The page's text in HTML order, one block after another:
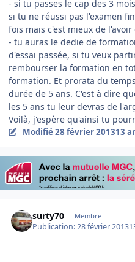
- si tu passes le cap des 3
si tu ne réussi pas l'examen
fois mais c'est mieux de
- tu auras le dedie de
d'essai passée, si tu veux
rembourser la formation en
formation. Et prorata du
durée de 5 ans. C'est à dire
les 5 ans tu leur devras de
Voilà, j'espère qu'ainsi tu
Modifié28 février 201313
surty70 Membre
Publication:28 février 2013